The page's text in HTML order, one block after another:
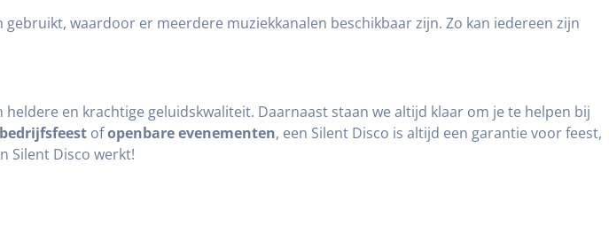
waardoor er meerdere muziekkanalen beschikbaar zijn. Zo kan iedereen zijn
en krachtige geluidskwaliteit. Daarnaast staan we altijd klaar om je te helpen bij
bedrijfsfeest ofopenbare evenementen, een Silent Disco is altijd een garantie voor feest,
Silent Disco werkt!